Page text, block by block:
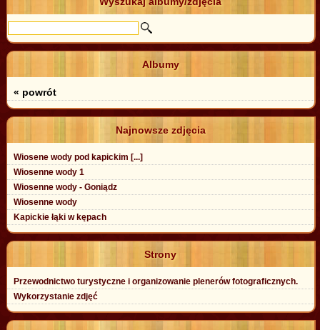
Albumy
« powrót
Najnowsze zdjęcia
Wiosene wody pod kapickim [...]
Wiosenne wody 1
Wiosenne wody - Goniądz
Wiosenne wody
Kapickie łąki w kępach
Strony
Przewodnictwo turystyczne i organizowanie plenerów fotograficznych.
Wykorzystanie zdjęć